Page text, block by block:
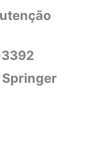
Springer